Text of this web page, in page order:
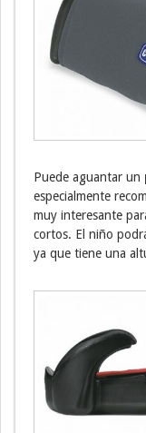
Puede aguantar un
especialmente
muy interesante
cortos. El niño
ya que tiene una